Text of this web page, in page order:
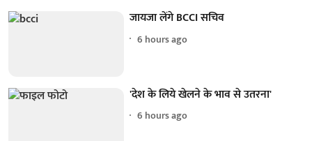
जायजा लेंगे BCCI सचिव
6 hours ago
'देश के लिये खेलने के भाव से उतरना'
6 hours ago